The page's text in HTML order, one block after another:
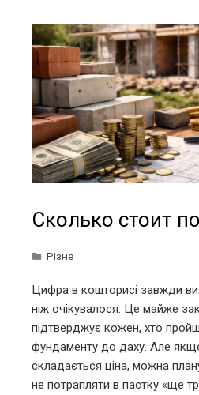
Сколько стоит
Різне
Цифра в кошторисі завжди
ніж очікувалося. Це майже
підтверджує кожен, хто
фундаменту до даху. Але
складається ціна, можна
не потрапляти в пастку «ще